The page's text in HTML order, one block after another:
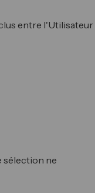
entre l'Utilisateur
sélection ne